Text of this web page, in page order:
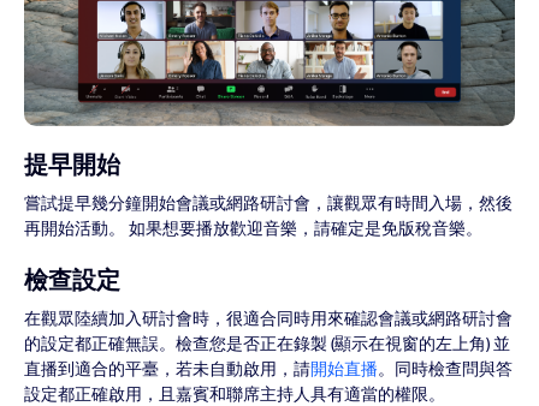
提早開始
嘗試提早幾分鐘開始會議或網路研討會，讓觀眾有時間入場，然後
再開始活動。 如果想要播放歡迎音樂，請確定是免版稅音樂。
檢查設定
在觀眾陸續加入研討會時，很適合同時用來確認會議或網路研討會
的設定都正確無誤。檢查您是否正在錄製 (顯示在視窗的左上角) 並
直播到適合的平臺，若未自動啟用，請開始直播。同時檢查問與答
設定都正確啟用，且嘉賓和聯席主持人具有適當的權限。